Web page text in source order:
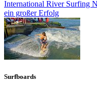
International River Surfing
ein großer Erfolg
Surfboards